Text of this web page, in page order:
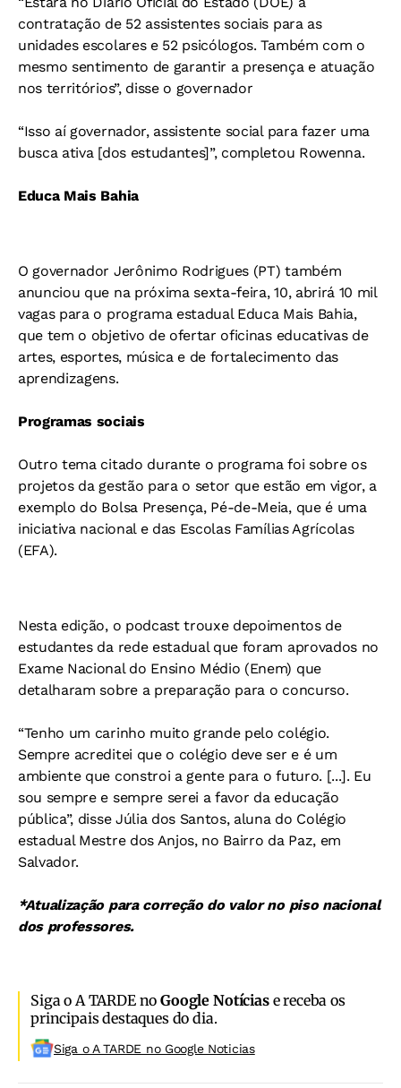
contratação de 52 assistentes sociais para as
unidades escolares e 52 psicólogos. Também com o
mesmo sentimento de garantir a presença e atuação
nos territórios”, disse o governador
“Isso aí governador, assistente social para fazer uma
busca ativa [dos estudantes]”, completou Rowenna.
Educa Mais Bahia
O governador Jerônimo Rodrigues (PT) também
anunciou que na próxima sexta-feira, 10, abrirá 10 mil
vagas para o programa estadual Educa Mais Bahia,
que tem o objetivo de ofertar oficinas educativas de
artes, esportes, música e de fortalecimento das
aprendizagens.
Programas sociais
Outro tema citado durante o programa foi sobre os
projetos da gestão para o setor que estão em vigor, a
exemplo do Bolsa Presença, Pé-de-Meia, que é uma
iniciativa nacional e das Escolas Famílias Agrícolas
(EFA).
Nesta edição, o podcast trouxe depoimentos de
estudantes da rede estadual que foram aprovados no
Exame Nacional do Ensino Médio (Enem) que
detalharam sobre a preparação para o concurso.
“Tenho um carinho muito grande pelo colégio.
Sempre acreditei que o colégio deve ser e é um
ambiente que constroi a gente para o futuro. [...]. Eu
sou sempre e sempre serei a favor da educação
pública”, disse Júlia dos Santos, aluna do Colégio
estadual Mestre dos Anjos, no Bairro da Paz, em
Salvador.
*Atualização para correção do valor no piso nacional
dos professores.
Siga o A TARDE noGoogle Notíciase receba os
principais destaques do dia.
Siga o A TARDE no Google Noticias